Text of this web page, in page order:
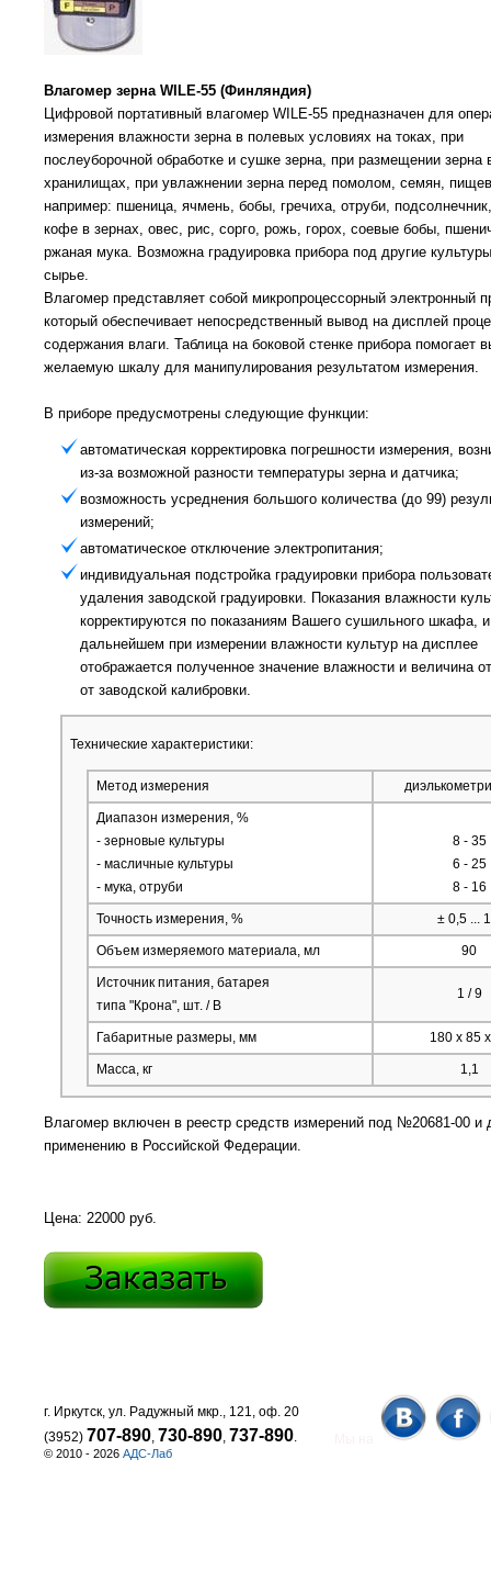
Влагомер зерна WILE-55 (Финляндия)
Цифровой портативный влагомер WILЕ-55 предназначен для
измерения влажности зерна в полевых условиях на токах, при
послеуборочной обработке и сушке зерна, при размещении зерна
хранилищах, при увлажнении зерна перед помолом, семян,
например: пшеница, ячмень, бобы, гречиха, отруби,
кофе в зернах, овес, рис, сорго, рожь, горох, соевые бобы,
ржаная мука. Возможна градуировка прибора под другие
сырье.
Влагомер представляет собой микропроцессорный электронный
который обеспечивает непосредственный вывод на дисплей
содержания влаги. Таблица на боковой стенке прибора помогает
желаемую шкалу для манипулирования результатом измерения.
В приборе предусмотрены следующие функции:
автоматическая корректировка погрешности измерения,
из-за возможной разности температуры зерна и датчика;
возможность усреднения большого количества (до 99)
измерений;
автоматическое отключение электропитания;
индивидуальная подстройка градуировки прибора
удаления заводской градуировки. Показания влажности
корректируются по показаниям Вашего сушильного шкафа,
дальнейшем при измерении влажности культур на дисплее
отображается полученное значение влажности и величина
от заводской калибровки.
Технические характеристики:
Метод измерения
Диапазон измерения, %
- зерновые культуры
- масличные культуры
- мука, отруби
8 - 35
6 - 25
8 - 16
Точность измерения, % ± 0,5 ...
Объем измеряемого материала, мл 90
Источник питания, батарея
типа "Крона", шт. / В
1 / 9
Габаритные размеры, мм 180 х 85
Масса, кг 1,1
Влагомер включен в реестр средств измерений под №20681-00 и
применению в Российской Федерации.
Цена: 22000 руб.
© 2010 - 2026 АДС-Лаб
г. Иркутск, ул. Радужный мкр., 121, оф. 20
(3952) 707-890, 730-890, 737-890.